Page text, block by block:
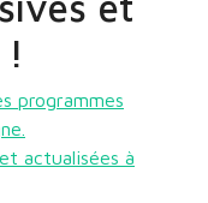
!
programmes
actualisées à